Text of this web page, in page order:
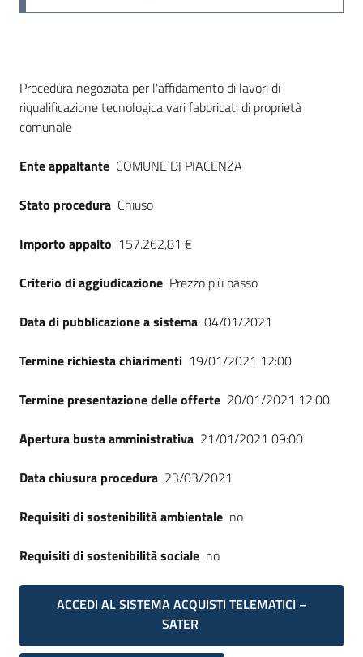
site
Seguici
Dati del bando
Procedura negoziata per l'affidamento di lavori di
riqualificazione tecnologica vari fabbricati di proprietà
comunale
Ente appaltante COMUNE DI PIACENZA
Stato procedura Chiuso
Importo appalto 157.262,81 €
Criterio di aggiudicazione Prezzo più basso
Data di pubblicazione a sistema 04/01/2021
Termine richiesta chiarimenti 19/01/2021 12:00
Termine presentazione delle offerte 20/01/2021 12:00
Apertura busta amministrativa 21/01/2021 09:00
Data chiusura procedura 23/03/2021
Requisiti di sostenibilità ambientale no
Requisiti di sostenibilità sociale no
ACCEDI AL SISTEMA ACQUISTI TELEMATICI –
SATER